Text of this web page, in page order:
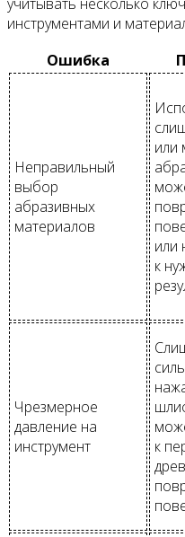
инструментами и
Ошибка
Неправильный
выбор
абразивных
материалов
или
или
к
Чрезмерное
давление на
инструмент
к